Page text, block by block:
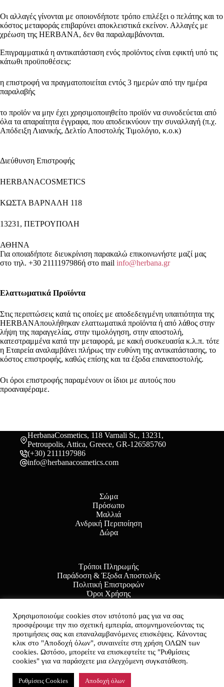
Οι αλλαγές γίνονται με οποιονδήποτε τρόπο επιλέξει ο πελάτης και το
κόστος μεταφοράς επιβαρύνει αποκλειστικά εκείνον. Αλλαγές με
χρέωση της HERBANA, δεν θα παραλαμβάνονται.
Επιγραμματικά η αντικατάσταση ενός προϊόντος είναι εφικτή υπό τις
κάτωθι προϋποθέσεις:
η επιστροφή να πραγματοποιείται εντός 3 ημερών από την ημέρα
παραλαβής
το προϊόν να μην έχει χρησιμοποιηθείτο προϊόν να συνοδεύεται από
όλα τα απαραίτητα έγγραφα, που αποδεικνύουν την συναλλαγή (π.χ.
Απόδειξη Λιανικής, Δελτίο Αποστολής Τιμολόγιο, κ.ο.κ)
Διεύθυνση Επιστροφής
HERBANACOSMETICS
ΚΩΣΤΑ ΒΑΡΝΑΛΗ 118
13231, ΠΕΤΡΟΥΠΟΛΗ
ΑΘΗΝΑ
Για οποιαδήποτε διευκρίνιση παρακαλώ επικοινωνήστε μαζί μας
στο τηλ. +30 2111197986ή στο mail info@herbana.gr
Ελαττωματικά Προϊόντα
Στις περιπτώσεις κατά τις οποίες με αποδεδειγμένη υπαιτιότητα της
HERBANAπουλήθηκαν ελαττωματικά προϊόντα ή από λάθος στην
λήψη της παραγγελίας, στην τιμολόγηση, στην αποστολή,
κατεστραμμένα κατά την μεταφορά, με κακή συσκευασία κ.λ.π. τότε
η Εταιρεία αναλαμβάνει πλήρως την ευθύνη της αντικατάστασης, το
κόστος επιστροφής, καθώς επίσης και τα έξοδα επαναποστολής.
Οι όροι επιστροφής παραμένουν οι ίδιοι με αυτούς που
προαναφέραμε.
HerbanaCosmetics, 118 Varnali St., 13231,
Petroupolis, Attica, Greece, GR-126585760
(+30) 2111197986
info@herbanacosmetics.com
Σώμα
Πρόσωπο
Μαλλιά
Ανδρική Περιποίηση
Δώρα
Τρόποι Πληρωμής
Παράδοση & Έξοδα Αποστολής
Πολιτική Επιστροφών
Όροι Χρήσης
Copyright © 2026 herbanacosmetics.com - Powered by
Bluemind.gr
Χρησιμοποιούμε cookies στον ιστότοπό μας για να σας
προσφέρουμε την πιο σχετική εμπειρία, απομνημονεύοντας τις
προτιμήσεις σας και επαναλαμβανόμενες επισκέψεις. Κάνοντας
κλικ στο "Αποδοχή όλων", συναινείτε στη χρήση ΟΛΩΝ των
cookies. Ωστόσο, μπορείτε να επισκεφτείτε τις "Ρυθμίσεις
cookies" για να παράσχετε μια ελεγχόμενη συγκατάθεση.
Ρυθμίσεις Cookies Αποδοχή όλων